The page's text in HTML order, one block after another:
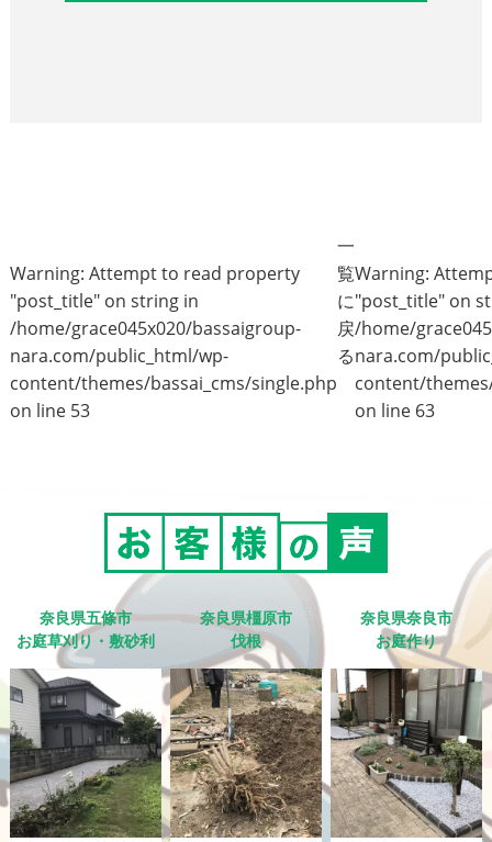
Warning: Attempt to read property
"post_title" on string in
/home/grace045x020/bassaigroup-
nara.com/public_html/wp-
content/themes/bassai_cms/single.php
on line 53
一
覧
に
戻
る
Warning:
"post_title" on
/home/
nara.com/
content/
on line 63
奈良県五條市
お庭草刈り・敷砂利
奈良県橿原市
伐根
奈良県奈良市
お庭作り